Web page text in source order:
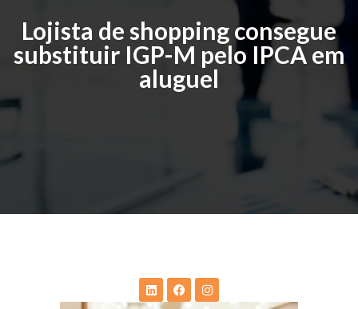
Lojista de shopping consegue
substituir IGP-M pelo IPCA em
aluguel